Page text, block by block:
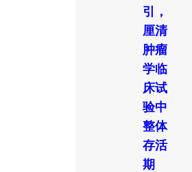
引，
厘清
肿瘤
学临
床试
验中
整体
存活
期